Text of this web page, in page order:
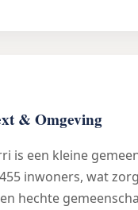
& Omgeving
is een kleine
inwoners, wat
hechte